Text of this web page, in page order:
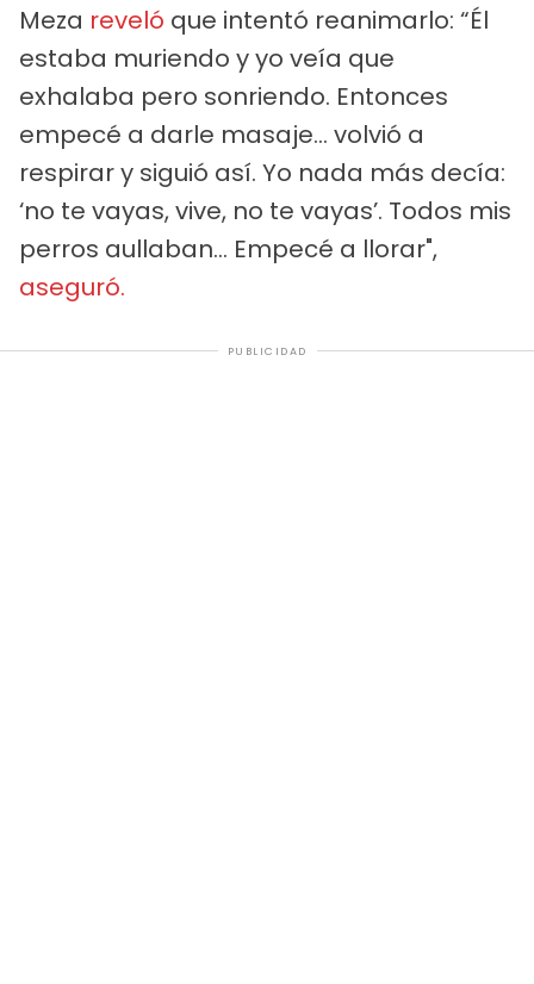
Meza reveló que intentó reanimarlo: “Él
estaba muriendo y yo veía que
exhalaba pero sonriendo. Entonces
empecé a darle masaje… volvió a
respirar y siguió así. Yo nada más decía:
‘no te vayas, vive, no te vayas’. Todos mis
perros aullaban… Empecé a llorar",
aseguró.
PUBLICIDAD